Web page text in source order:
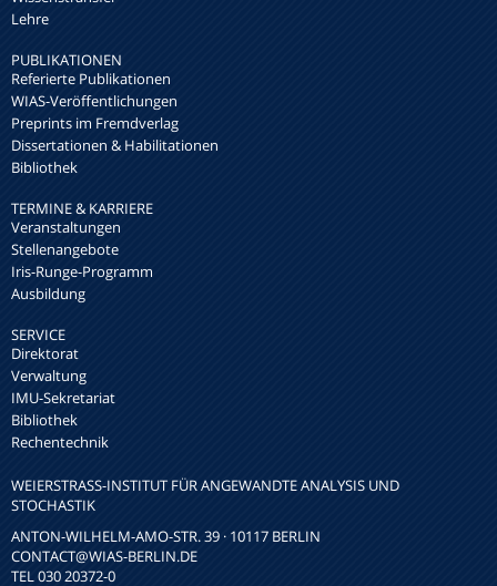
Lehre
PUBLIKATIONEN
Referierte Publikationen
WIAS-Veröffentlichungen
Preprints im Fremdverlag
Dissertationen & Habilitationen
Bibliothek
TERMINE & KARRIERE
Veranstaltungen
Stellenangebote
Iris-Runge-Programm
Ausbildung
SERVICE
Direktorat
Verwaltung
IMU-Sekretariat
Bibliothek
Rechentechnik
WEIERSTRASS-INSTITUT FÜR ANGEWANDTE ANALYSIS UND S
TOCHASTIK
ANTON-WILHELM-AMO-STR. 39 · 10117 BERLIN
CONTACT@WIAS-BERLIN.DE
TEL 030 20372-0